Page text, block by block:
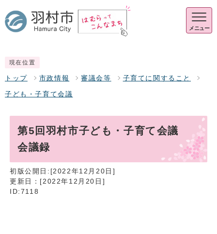
メニュー
現在位置
トップ 市政情報 審議会等 子育てに関すること
子ども・子育て会議
第5回羽村市子ども・子育て会議
会議録
初版公開日:[2022年12月20日]
更新日：[2022年12月20日]
ID:7118